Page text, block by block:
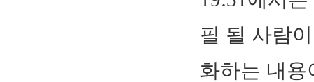
필 될 사람
화하는 내용